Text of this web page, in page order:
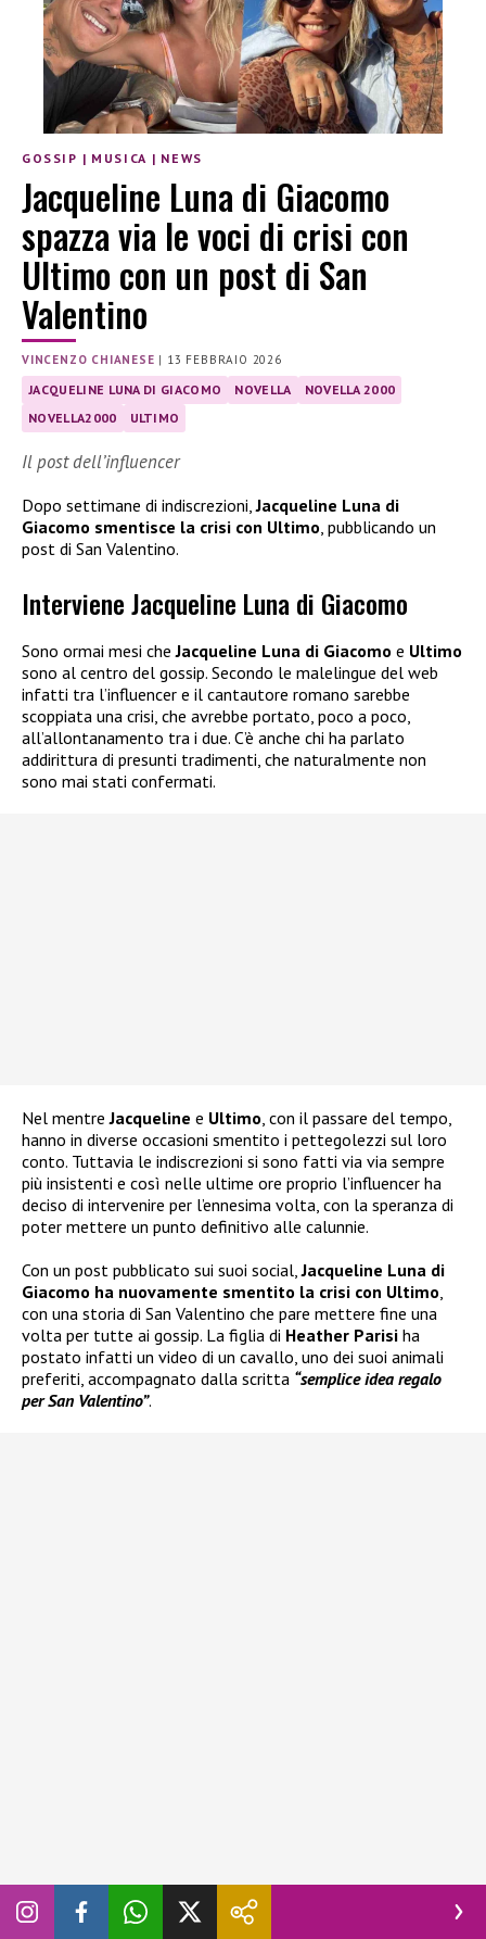
GOSSIP | MUSICA | NEWS
Jacqueline Luna di Giacomo
spazza via le voci di crisi con
Ultimo con un post di San
Valentino
VINCENZO CHIANESE | 13 FEBBRAIO 2026
JACQUELINE LUNA DI GIACOMO NOVELLA
NOVELLA 2000
NOVELLA2000
ULTIMO
Il post dell’influencer
Dopo settimane di indiscrezioni,Jacqueline Luna di
Giacomo smentisce la crisi con Ultimo , pubblicando un
post di San Valentino.
Interviene Jacqueline Luna di Giacomo
Sono ormai mesi cheJacqueline Luna di Giacomo e Ultimo
sono al centro del gossip. Secondo le malelingue del web
infatti tra l’influencer e il cantautore romano sarebbe
scoppiata una crisi, che avrebbe portato, poco a poco,
all’allontanamento tra i due. C’è anche chi ha parlato
addirittura di presunti tradimenti, che naturalmente non
sono mai stati confermati.
Nel mentreJacqueline e Ultimo, con il passare del tempo,
hanno in diverse occasioni smentito i pettegolezzi sul loro
conto. Tuttavia le indiscrezioni si sono fatti via via sempre
più insistenti e così nelle ultime ore proprio l’influencer ha
deciso di intervenire per l’ennesima volta, con la speranza di
poter mettere un punto definitivo alle calunnie.
Con un post pubblicato sui suoi social,Jacqueline Luna di
Giacomo ha nuovamente smentito la crisi con Ultimo,
con una storia di San Valentino che pare mettere fine una
volta per tutte ai gossip. La figlia di Heather Parisi ha
postato infatti un video di un cavallo, uno dei suoi animali
preferiti, accompagnato dalla scritta “semplice idea regalo
per San Valentino”.